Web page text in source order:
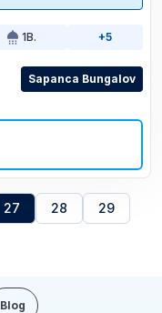
1B. +5
Sapanca Bungalov
27 28
29
Blog